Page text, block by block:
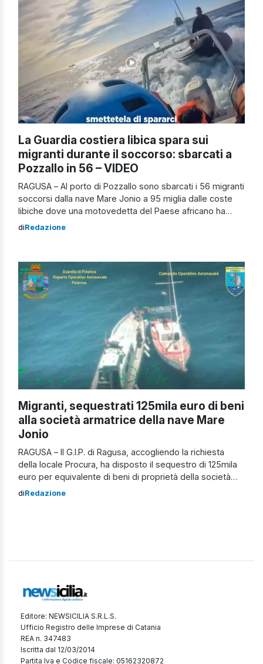
La Guardia costiera libica spara sui
migranti durante il soccorso: sbarcati a
Pozzallo in 56 – VIDEO
RAGUSA – Al porto di Pozzallo sono sbarcati i 56 migranti
soccorsi dalla nave Mare Jonio a 95 miglia dalle coste
libiche dove una motovedetta del Paese africano ha
sparato colpi di arma da fuoco. In banchina è scattata la
capo […]
diRedazione
Migranti, sequestrati 125mila euro di beni
alla società armatrice della nave Mare
Jonio
RAGUSA – Il G.I.P. di Ragusa, accogliendo la richiesta
della locale Procura, ha disposto il sequestro di 125mila
euro per equivalente di beni di proprietà della società
Idra Social Shipping, armatrice della nave Mare Jonio. Il
diRedazione
Editore: NEWSICILIA S.R.L.S.
Ufficio Registro delle Imprese di Catania
REA n. 347483
Iscritta dal 12/03/2014
Partita Iva e Codice fiscale: 05162320872